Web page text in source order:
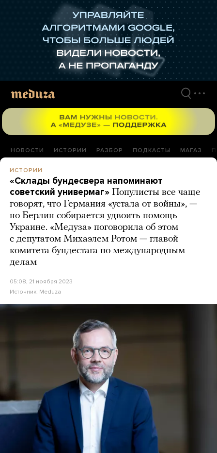
НОВОСТИ ИСТОРИИ РАЗБОР ПОДКАСТЫ МАГАЗ
ИСТОРИИ
«Склады бундесвера напоминают
советский универмаг» Популисты все чаще
говорят, что Германия «устала от войны», —
но Берлин собирается удвоить помощь
Украине. «Медуза» поговорила об этом
с депутатом Михаэлем Ротом — главой
комитета бундестага по международным
делам
05:08, 21 ноября 2023
Источник: Meduza